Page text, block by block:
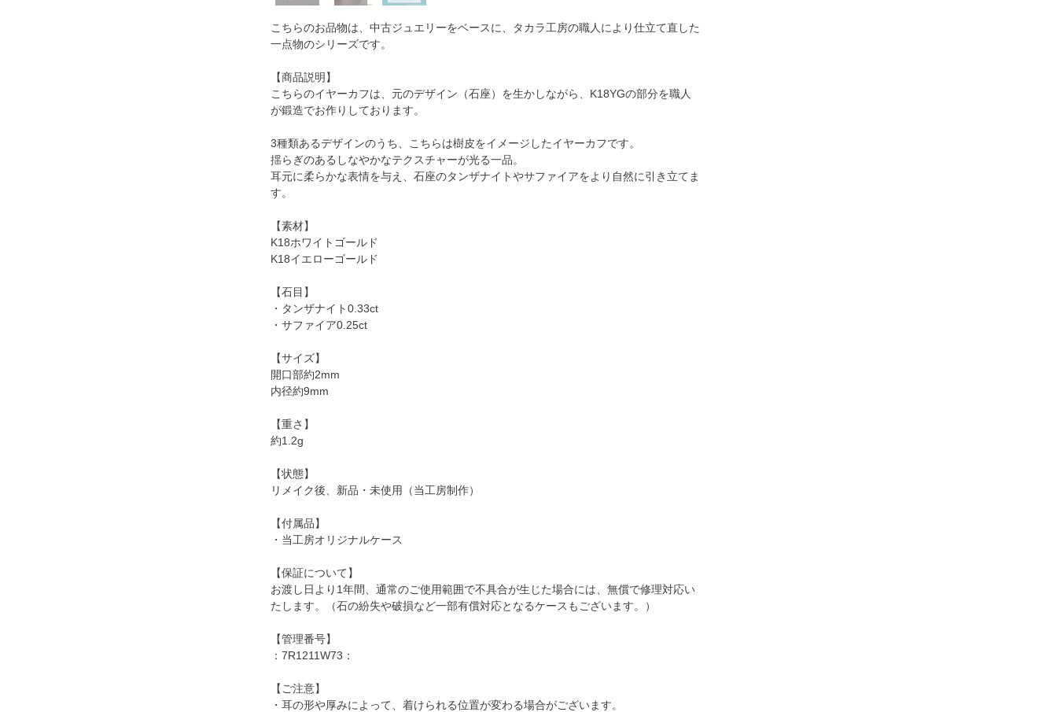
こちらのお品物は、中古ジュエリーをベースに、タカラ工房の職人により仕立て直した
一点物のシリーズです。
【商品説明】
こちらのイヤーカフは、元のデザイン（石座）を生かしながら、K18YGの部分を職人
が鍛造でお作りしております。
3種類あるデザインのうち、こちらは樹皮をイメージしたイヤーカフです。
揺らぎのあるしなやかなテクスチャーが光る一品。
耳元に柔らかな表情を与え、石座のタンザナイトやサファイアをより自然に引き立てま
す。
【素材】
K18ホワイトゴールド
K18イエローゴールド
【石目】
・タンザナイト0.33ct
・サファイア0.25ct
【サイズ】
開口部約2mm
内径約9mm
【重さ】
約1.2g
【状態】
リメイク後、新品・未使用（当工房制作）
【付属品】
・当工房オリジナルケース
【保証について】
お渡し日より1年間、通常のご使用範囲で不具合が生じた場合には、無償で修理対応い
たします。（石の紛失や破損など一部有償対応となるケースもございます。）
【管理番号】
：7R1211W73：
【ご注意】
・耳の形や厚みによって、着けられる位置が変わる場合がございます。